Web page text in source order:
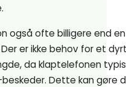
også ofte billigere end
er ikke behov for et
da klaptelefonen
Dette kan gøre